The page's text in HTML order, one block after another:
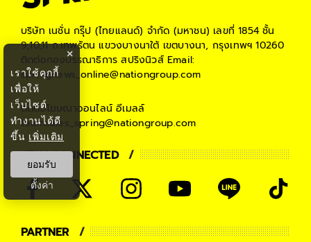
บริษัท เนชั่น กรุ๊ป (ไทยแลนด์) จำกัด (มหาชน) เลขที่ 1854 ชั้น
9,10,11 ถ.เทพรัตน แขวงบางนาใต้ เขตบางนา, กรุงเทพฯ 10260
ติดต่อกองบรรณาธิการ สปริงนิวส์Email:
springnews_online@nationgroup.com
ติดต่อโฆษณาออนไลน์ อีเมลล์
teamsales_spring@nationgroup.com
STAY CONNECTED
PARTNER
×
เราใช้คุกกี้
เพื่อให้
เว็บไซต์
ทำงานได้ดี
ขึ้น เพิ่มเติม
ยอมรับ
ตั้งค่า